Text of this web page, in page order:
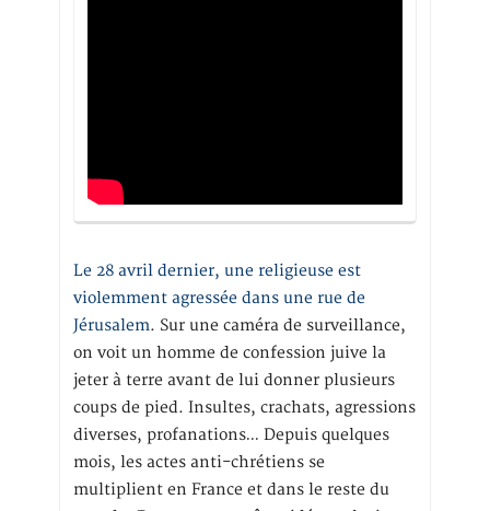
Le 28 avril dernier, une religieuse est
violemment agressée dans une rue de
Jérusalem. Sur une caméra de surveillance,
on voit un homme de confession juive la
jeter à terre avant de lui donner plusieurs
coups de pied. Insultes, crachats, agressions
diverses, profanations… Depuis quelques
mois, les actes anti-chrétiens se
multiplient en France et dans le reste du